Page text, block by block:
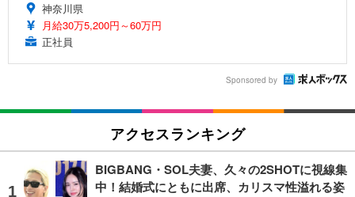
神奈川県
月給30万5,200円～60万円
正社員
Sponsored by
アクセスランキング
BIGBANG・SOL夫妻、久々の2SHOTに視線集
中！結婚式にともに出席、カリスマ性溢れる姿